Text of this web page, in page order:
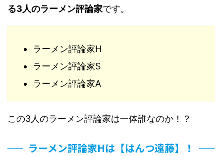
る3人のラーメン評論家です。
ラーメン評論家H
ラーメン評論家S
ラーメン評論家A
この3人のラーメン評論家は一体誰なのか！？
ラーメン評論家Hは【はんつ遠藤】！